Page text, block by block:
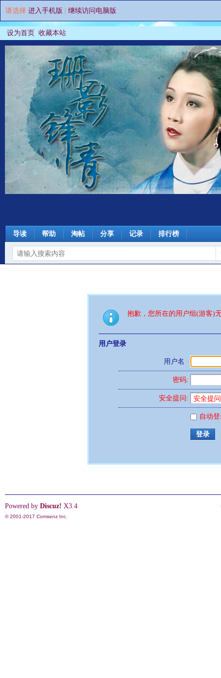
请选择 进入手机版 继续访问电脑版
设为首页 收藏本站
导读 帮助 淘帖 分享 记录 排行榜
抱歉，您所在的用户组(游客)
用户登录
用户名
密码:
安全提问:
自动
登录
Powered by Discuz! X3.4
© 2001-2017 Comsenz Inc.